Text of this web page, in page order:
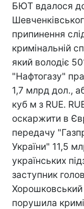
БЮТ вдалося
припинення
кримінальній
який володіє
"Нафтогазу"
1,7 млрд дол.,
куб м з RUE.
оскаржити в
передачу
України" 11,5
українських
заступник
порушила